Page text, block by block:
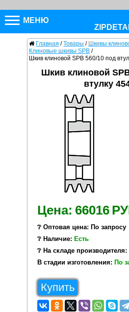
МЕНЮ
Главная / Товары / Шкивы
Клиновые шкивы SPB /
Шкив клиновой SPB 560/10 под
Шкив клиновой
втулку
Цена: 66016
❔ Оптовая цена: По запросу
❔ Наличие: Есть
❔ На складе производителя:
В стадии изготовления: По
Купить